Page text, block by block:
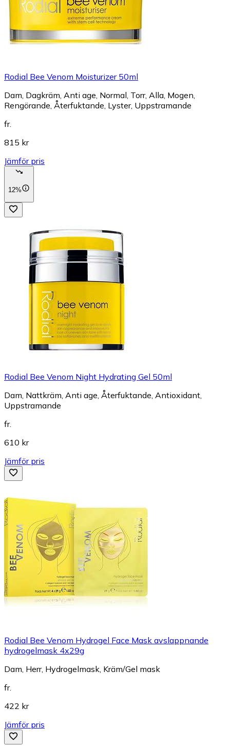
Rodial Bee Venom Moisturizer 50ml
Dam, Dagkräm, Anti age, Normal, Torr, Alla, Mogen,
Rengörande, Återfuktande, Lyster, Uppstramande
fr.
815 kr
Jämför pris
12%
Rodial Bee Venom Night Hydrating Gel 50ml
Dam, Nattkräm, Anti age, Återfuktande, Antioxidant,
Uppstramande
fr.
610 kr
Jämför pris
Rodial Bee Venom Hydrogel Face Mask avslappnande
hydrogelmask 4x29g
Dam, Herr, Hydrogelmask, Kräm/Gel mask
fr.
422 kr
Jämför pris